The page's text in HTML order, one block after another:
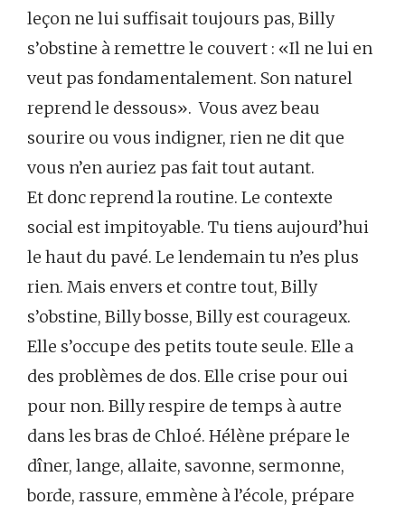
leçon ne lui suffisait toujours pas, Billy
s’obstine à remettre le couvert : «Il ne lui en
veut pas fondamentalement. Son naturel
reprend le dessous». Vous avez beau
sourire ou vous indigner, rien ne dit que
vous n’en auriez pas fait tout autant.
Et donc reprend la routine. Le contexte
social est impitoyable. Tu tiens aujourd’hui
le haut du pavé. Le lendemain tu n’es plus
rien. Mais envers et contre tout, Billy
s’obstine, Billy bosse, Billy est courageux.
Elle s’occupe des petits toute seule. Elle a
des problèmes de dos. Elle crise pour oui
pour non. Billy respire de temps à autre
dans les bras de Chloé. Hélène prépare le
dîner, lange, allaite, savonne, sermonne,
borde, rassure, emmène à l’école, prépare